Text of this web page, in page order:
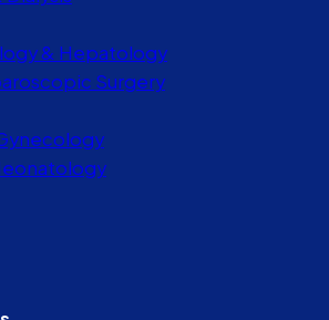
& Hepatology
Surgery